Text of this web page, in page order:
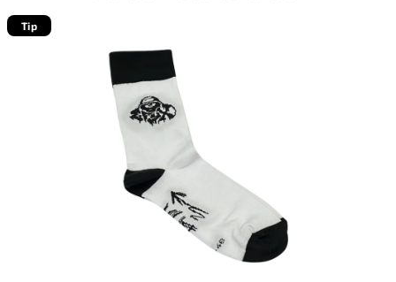
hvězdiček.
Tip